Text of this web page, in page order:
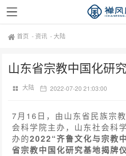
首页 - 资讯 -大陆
山东省宗教中国化研
大陆 2022-07-20 21:03:00
7月16日，由山东省民族宗
会科学院主办，山东社会科
办的2022“齐鲁文化与宗教
省宗教中国化研究基地揭牌